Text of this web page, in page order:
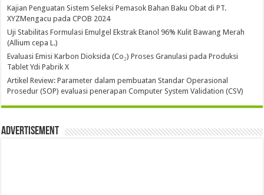
Kajian Penguatan Sistem Seleksi Pemasok Bahan Baku Obat di PT.
XYZMengacu pada CPOB 2024
Uji Stabilitas Formulasi Emulgel Ekstrak Etanol 96% Kulit Bawang Merah
(Allium cepa L.)
Evaluasi Emisi Karbon Dioksida (Co₂) Proses Granulasi pada Produksi
Tablet Ydi Pabrik X
Artikel Review: Parameter dalam pembuatan Standar Operasional
Prosedur (SOP) evaluasi penerapan Computer System Validation (CSV)
Advertisement